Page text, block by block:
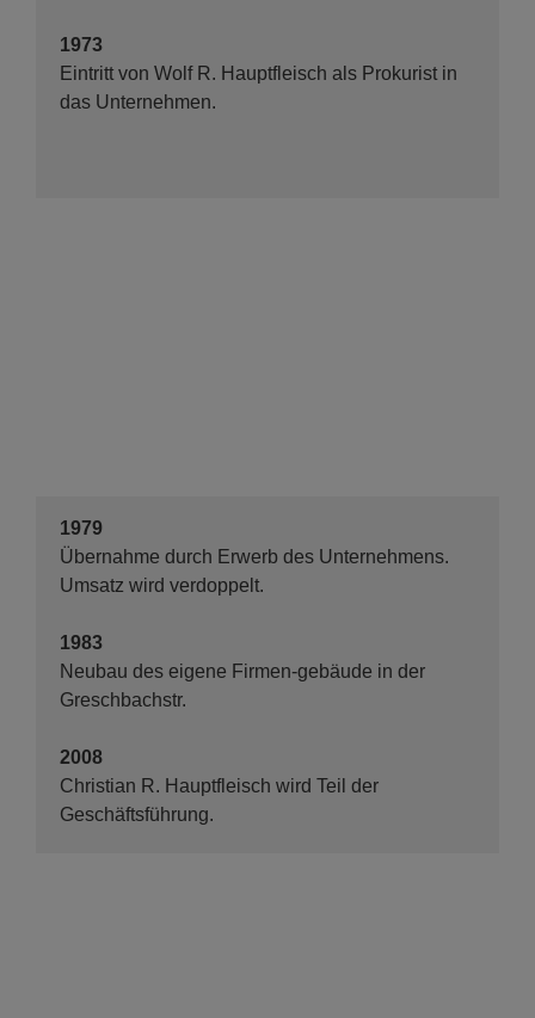
1973
Eintritt von Wolf R. Hauptfleisch als Prokurist in
das Unternehmen.
1979
Übernahme durch Erwerb des Unternehmens.
Umsatz wird verdoppelt.
1983
Neubau des eigene Firmen-gebäude in der
Greschbachstr.
2008
Christian R. Hauptfleisch wird Teil der
Geschäftsführung.